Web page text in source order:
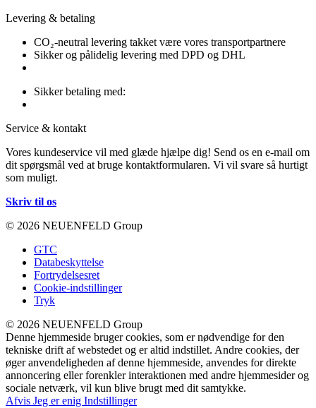
Levering & betaling
CO₂-neutral levering takket være vores transportpartnere
Sikker og pålidelig levering med DPD og DHL
Sikker betaling med:
Service & kontakt
Vores kundeservice vil med glæde hjælpe dig! Send os en e-mail om
dit spørgsmål ved at bruge kontaktformularen. Vi vil svare så hurtigt
som muligt.
Skriv til os
© 2026 NEUENFELD Group
GTC
Databeskyttelse
Fortrydelsesret
Cookie-indstillinger
Tryk
© 2026 NEUENFELD Group
Denne hjemmeside bruger cookies, som er nødvendige for den
tekniske drift af webstedet og er altid indstillet. Andre cookies, der
øger anvendeligheden af denne hjemmeside, anvendes for direkte
annoncering eller forenkler interaktionen med andre hjemmesider og
sociale netværk, vil kun blive brugt med dit samtykke.
Afvis Jeg er enig Indstillinger